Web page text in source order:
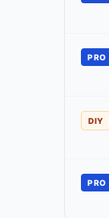
PRO
DIY
PRO